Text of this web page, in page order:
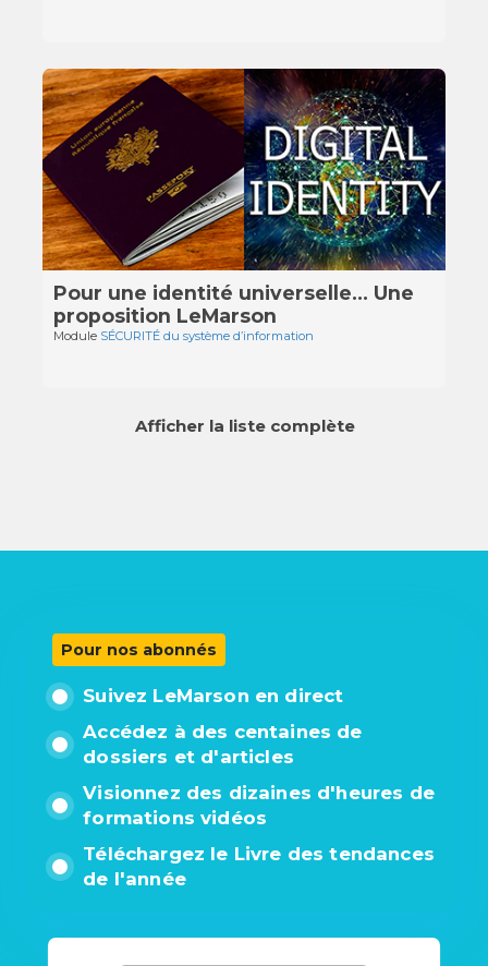
Pour une identité universelle… Une
proposition LeMarson
Module SÉCURITÉ du système d’information
Afficher la liste complète
Pour nos abonnés
Suivez LeMarson en direct
Accédez à des centaines de
dossiers et d'articles
Visionnez des dizaines d'heures de
formations vidéos
Téléchargez le Livre des tendances
de l'année